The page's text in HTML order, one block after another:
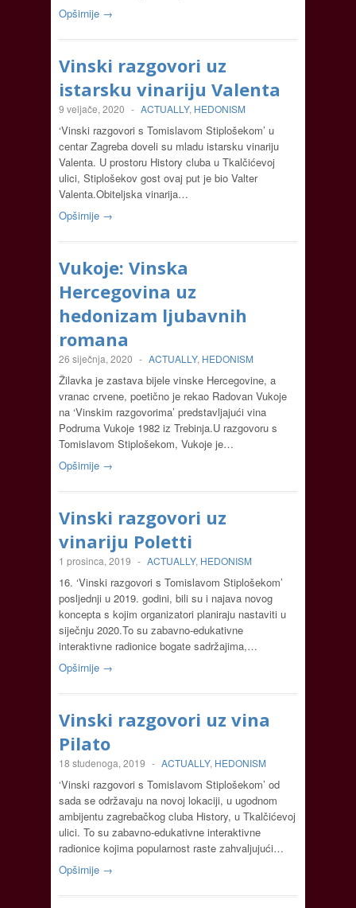
Opširnije →
Vinski razgovori uz
istarsku vinariju Valenta
9 veljače, 2020 - ACTUALLY, HEDONISM
‘Vinski razgovori s Tomislavom Stiplošekom’ u
centar Zagreba doveli su mladu istarsku vinariju
Valenta. U prostoru History cluba u Tkalčićevoj
ulici, Stiplošekov gost ovaj put je bio Valter
Valenta.Obiteljska vinarija…
Opširnije →
Vukoje: Vinska
Hercegovina uz
hedonizam ljubavnih
romana
26 siječnja, 2020 - ACTUALLY, HEDONISM
Žilavka je zastava bijele vinske Hercegovine, a
vranac crvene, poetično je rekao Radovan Vukoje
na ‘Vinskim razgovorima’ predstavljajući vina
Podruma Vukoje 1982 iz Trebinja.U razgovoru s
Tomislavom Stiplošekom, Vukoje je…
Opširnije →
Vinski razgovori uz
vinariju Poletti
1 prosinca, 2019 - ACTUALLY, HEDONISM
16. ‘Vinski razgovori s Tomislavom Stiplošekom’
posljednji u 2019. godini, bili su i najava novog
koncepta s kojim organizatori planiraju nastaviti u
siječnju 2020.To su zabavno-edukativne
interaktivne radionice bogate sadržajima,…
Opširnije →
Vinski razgovori uz vina
Pilato
18 studenoga, 2019 - ACTUALLY, HEDONISM
‘Vinski razgovori s Tomislavom Stiplošekom’ od
sada se održavaju na novoj lokaciji, u ugodnom
ambijentu zagrebačkog cluba History, u Tkalčićevoj
ulici. To su zabavno-edukativne interaktivne
radionice kojima popularnost raste zahvaljujući…
Opširnije →